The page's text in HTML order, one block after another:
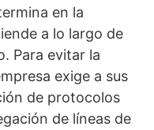
en la
a lo largo de
Para evitar la
exige a sus
de protocolos
de líneas de